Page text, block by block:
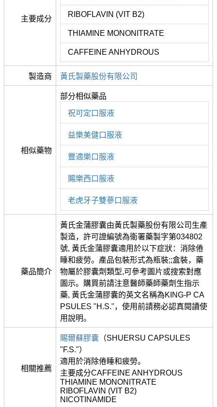
主要成分
RIBOFLAVIN (VIT B2)
THIAMINE MONONITRATE
CAFFEINE ANHYDROUS
製造商 黃氏製藥股份有限公司
相似藥物
部分相似藥品
祝可定口服液
益樂美健口服液
豐適樂口服液
賜樂西口服液
老虎牙子雙蔘口服液
藥品簡介
黃氏金蒲膠囊由黃氏製藥股份有限公司生產
製造，許可證編號為衛署藥製字第034802
號, 黃氏金蒲膠囊適用於以下症狀：消除倦
睡和疲勞。產品包裝形式為瓶裝;;盒裝，藥
物屬於膠囊劑類型,可參考圖片或搜索對應
圖示。購買前請注意醫師藥師藥劑生指示
藥, 黃氏金蒲膠囊的英文名稱為KING-P CA
PSULES "H.S."，使用前請務必認真閱讀使
用說明。
相關推薦
賜爾蘇膠囊 （SHUERSU CAPSULES
"F.S."）
適用於消除倦睡和疲勞。
主要成分CAFFEINE ANHYDROUS
THIAMINE MONONITRATE
RIBOFLAVIN (VIT B2)
NICOTINAMIDE